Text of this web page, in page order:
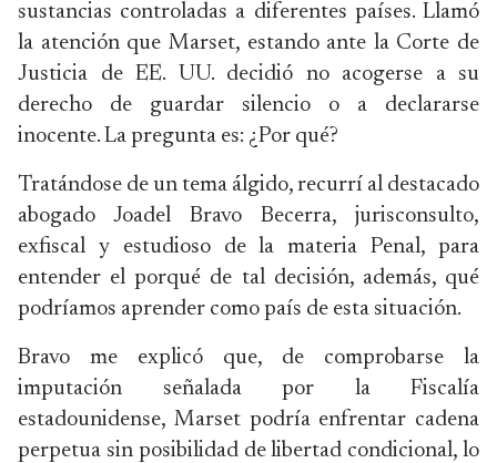
sustancias controladas a diferentes países. Llamó
la atención que Marset, estando ante la Corte de
Justicia de EE. UU. decidió no acogerse a su
derecho de guardar silencio o a declararse
inocente. La pregunta es: ¿Por qué?
Tratándose de un tema álgido, recurrí al destacado
abogado Joadel Bravo Becerra, jurisconsulto,
exfiscal y estudioso de la materia Penal, para
entender el porqué de tal decisión, además, qué
podríamos aprender como país de esta situación.
Bravo me explicó que, de comprobarse la
imputación señalada por la Fiscalía
estadounidense, Marset podría enfrentar cadena
perpetua sin posibilidad de libertad condicional, lo